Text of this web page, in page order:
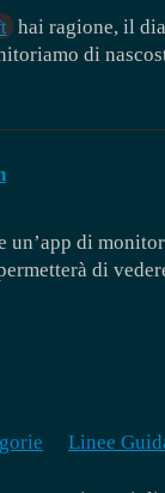
hai ragione, il
di
un’app di
di
Linee